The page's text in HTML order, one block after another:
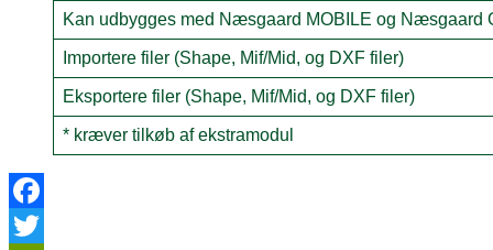
Kan udbygges med Næsgaard MOBILE og Næsgaard
Importere filer (Shape, Mif/Mid, og DXF filer)
Eksportere filer (Shape, Mif/Mid, og DXF filer)
* kræver tilkøb af ekstramodul
Facebook